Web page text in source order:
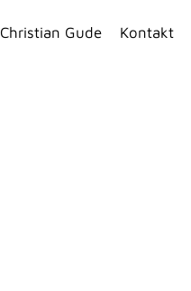
Christian Gude Kontakt